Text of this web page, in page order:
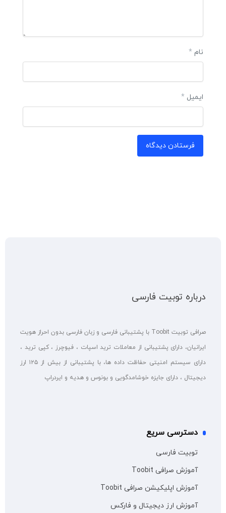
نام *
ایمیل *
درباره توبیت فارسی
صرافی توبیت Toobit با پشتیبانی فارسی و زبان فارسی بدون احراز هویت
ایرانیان، دارای پشتیبانی از معاملات ترید اسپات ، فیوچرز ، کپی ترید ،
دارای سیستم امنیتی حفاظت داده ها، با پشتیبانی از بیش از ۱۲۵ ارز
دیجیتال ، دارای جایزه خوشامدگویی و بونوس و هدیه و ایردراپ
دسترسی سریع
توبیت فارسی
آموزش صرافی Toobit
آموزش اپلیکیشن صرافی Toobit
آموزش ارز دیجیتال و فارکس